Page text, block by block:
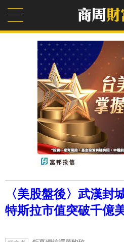
〈美股盤後〉武漢封
特斯拉市值突破千億